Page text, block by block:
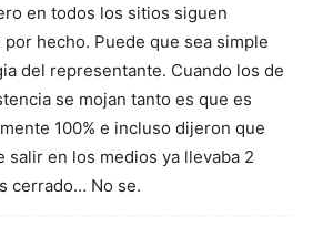
en todos los sitios siguen
por hecho. Puede que sea simple
del representante. Cuando los de
se mojan tanto es que es
100% e incluso dijeron que
salir en los medios ya llevaba 2
cerrado… No se.